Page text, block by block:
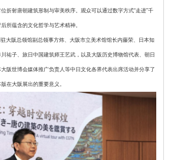
射唐朝建筑形制与审美秩序。观众可以通过数字方式“走进”千
所蕴含的文化哲学与艺术精神。
大阪总领馆副总领事方炜、大阪市立美术馆馆长内藤荣、日本知
祐子、旅日中国建筑师王艺武，以及大阪历史博物馆代表、朝日
阪世博会媒体推广负责人等中日文化各界代表出席活动并分享了
在大阪展出的重要意义。